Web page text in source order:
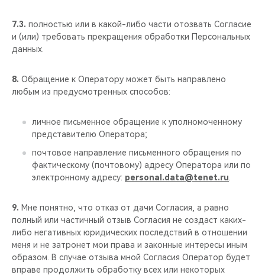
7.3. полностью или в какой-либо части отозвать Согласие
и (или) требовать прекращения обработки Персональных
данных.
8. Обращение к Оператору может быть направлено
любым из предусмотренных способов:
личное письменное обращение к уполномоченному
представителю Оператора;
почтовое направление письменного обращения по
фактическому (почтовому) адресу Оператора или по
электронному адресу: personal.data@tenet.ru
9. Мне понятно, что отказ от дачи Согласия, а равно
полный или частичный отзыв Согласия не создаст каких-
либо негативных юридических последствий в отношении
меня и не затронет мои права и законные интересы иным
образом. В случае отзыва мной Согласия Оператор будет
вправе продолжить обработку всех или некоторых